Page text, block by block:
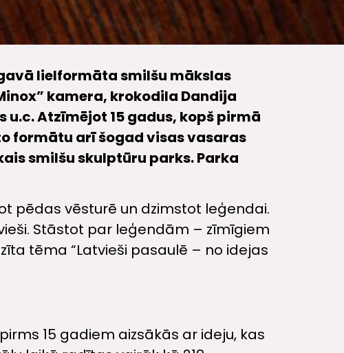
lielformāta smilšu mākslas
kamera, krokodila Dandija
Atzīmējot 15 gadus, kopš pirmā
formātu arī šogad visas vasaras
smilšu skulptūru parks. Parka
pēdas vēsturē un dzimstot leģendai.
Stāstot par leģendām – zīmīgiem
tēma “Latvieši pasaulē – no idejas
15 gadiem aizsākās ar ideju, kas